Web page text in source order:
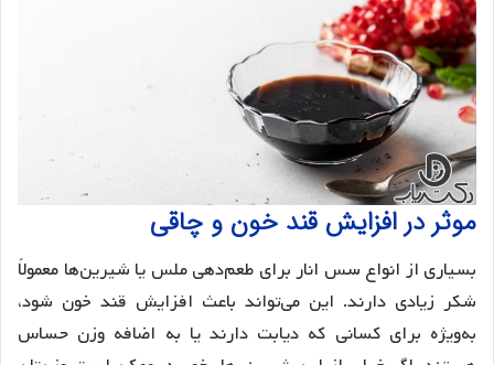
موثر در افزایش قند خون و چاقی
بسیاری از انواع سس انار برای طعم‌دهی ملس یا شیرین‌ها معمولاً
شکر زیادی دارند. این می‌تواند باعث افزایش قند خون شود،
به‌ویژه برای کسانی که دیابت دارند یا به اضافه وزن حساس